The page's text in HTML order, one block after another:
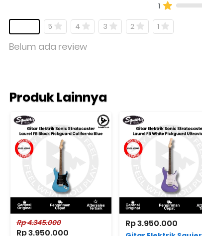
1
5 4 3 2 1
Belum ada review
Produk Lainnya
Rp 4.345.000
Rp 3.950.000
Rp 3.950.000